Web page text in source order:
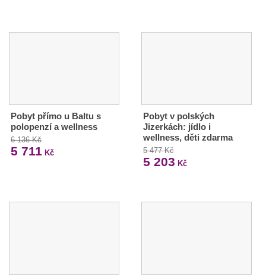
Pobyt přímo u Baltu s
polopenzí a wellness
6 136 Kč
5 711 Kč
Pobyt v polských
Jizerkách: jídlo i
wellness, děti zdarma
5 477 Kč
5 203 Kč